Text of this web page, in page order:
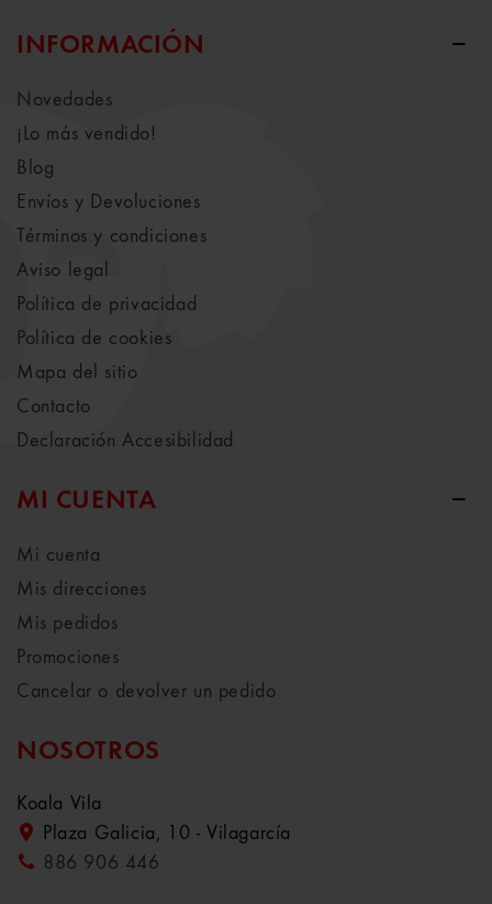
INFORMACIÓN
Novedades
¡Lo más vendido!
Blog
Envíos y Devoluciones
Términos y condiciones
Aviso legal
Política de privacidad
Política de cookies
Mapa del sitio
Contacto
Declaración Accesibilidad
MI CUENTA
Mi cuenta
Mis direcciones
Mis pedidos
Promociones
Cancelar o devolver un pedido
NOSOTROS
Koala Vila
Plaza Galicia, 10 - Vilagarcía
886 906 446